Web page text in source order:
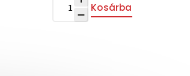
Kosárba